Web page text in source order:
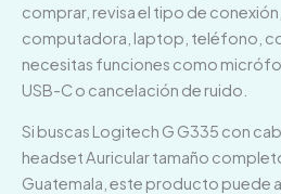
comprar, revisa el tipo de
computadora, laptop, teléfono,
necesitas funciones como
USB-C o cancelación de ruido.
Si buscas Logitech G G335 con
headset Auricular tamaño
Guatemala, este producto puede